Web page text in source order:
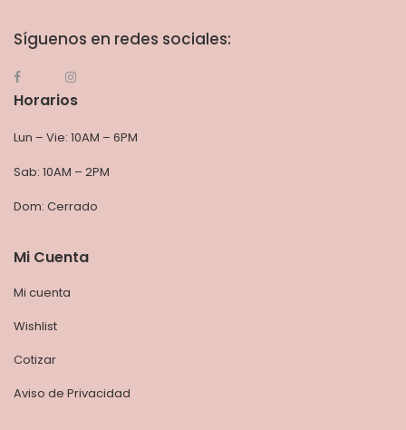
Síguenos en redes sociales:
Horarios
Lun – Vie: 10AM – 6PM
Sab: 10AM – 2PM
Dom: Cerrado
Mi Cuenta
Mi cuenta
Wishlist
Cotizar
Aviso de Privacidad